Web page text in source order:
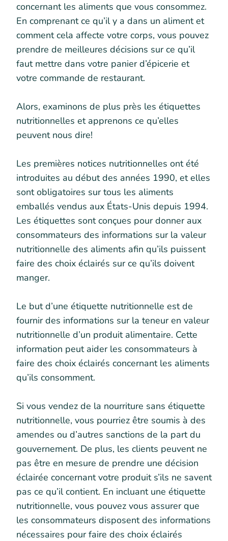
concernant les aliments que vous consommez.
En comprenant ce qu’il y a dans un aliment et
comment cela affecte votre corps, vous pouvez
prendre de meilleures décisions sur ce qu’il
faut mettre dans votre panier d’épicerie et
votre commande de restaurant.
Alors, examinons de plus près les étiquettes
nutritionnelles et apprenons ce qu’elles
peuvent nous dire!
Les premières notices nutritionnelles ont été
introduites au début des années 1990, et elles
sont obligatoires sur tous les aliments
emballés vendus aux États-Unis depuis 1994.
Les étiquettes sont conçues pour donner aux
consommateurs des informations sur la valeur
nutritionnelle des aliments afin qu’ils puissent
faire des choix éclairés sur ce qu’ils doivent
manger.
Le but d’une étiquette nutritionnelle est de
fournir des informations sur la teneur en valeur
nutritionnelle d’un produit alimentaire. Cette
information peut aider les consommateurs à
faire des choix éclairés concernant les aliments
qu’ils consomment.
Si vous vendez de la nourriture sans étiquette
nutritionnelle, vous pourriez être soumis à des
amendes ou d’autres sanctions de la part du
gouvernement. De plus, les clients peuvent ne
pas être en mesure de prendre une décision
éclairée concernant votre produit s’ils ne savent
pas ce qu’il contient. En incluant une étiquette
nutritionnelle, vous pouvez vous assurer que
les consommateurs disposent des informations
nécessaires pour faire des choix éclairés